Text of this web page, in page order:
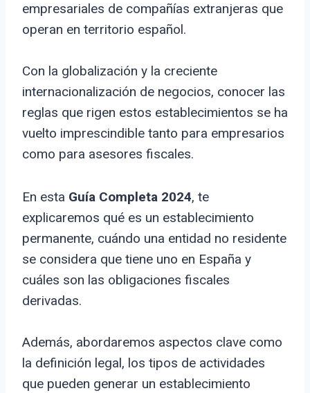
empresariales de compañías extranjeras que
operan en territorio español.
Con la globalización y la creciente
internacionalización de negocios, conocer las
reglas que rigen estos establecimientos se ha
vuelto imprescindible tanto para empresarios
como para asesores fiscales.
En esta Guía Completa 2024, te
explicaremos qué es un establecimiento
permanente, cuándo una entidad no residente
se considera que tiene uno en España y
cuáles son las obligaciones fiscales
derivadas.
Además, abordaremos aspectos clave como
la definición legal, los tipos de actividades
que pueden generar un establecimiento